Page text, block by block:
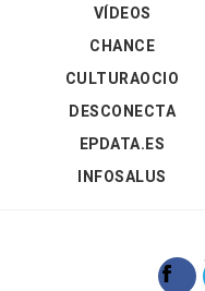
VÍDEOS
CHANCE
CULTURAOCIO
DESCONECTA
EPDATA.ES
INFOSALUS